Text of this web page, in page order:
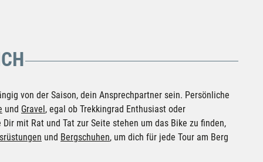
von der Saison, dein Ansprechpartner sein. Persönliche
und Gravel, egal ob Trekkingrad Enthusiast oder
mit Rat und Tat zur Seite stehen um das Bike zu finden,
und Bergschuhen, um dich für jede Tour am Berg